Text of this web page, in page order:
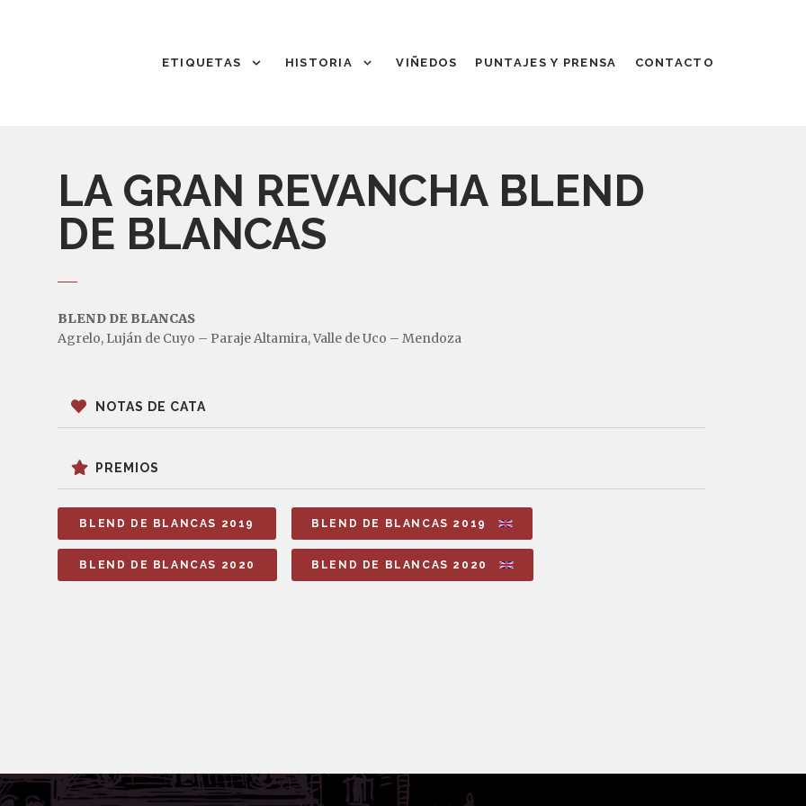
ETIQUETAS HISTORIA VIÑEDOS PUNTAJES Y PRENSA CONTACTO
LA GRAN REVANCHA BLEND
DE BLANCAS
BLEND DE BLANCAS
Agrelo, Luján de Cuyo – Paraje Altamira, Valle de Uco – Mendoza
NOTAS DE CATA
PREMIOS
BLEND DE BLANCAS 2019 BLEND DE BLANCAS 2019
BLEND DE BLANCAS 2020 BLEND DE BLANCAS 2020